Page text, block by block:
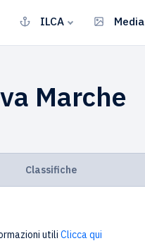
ILCA Media
Marche
Classifiche
utili Clicca qui